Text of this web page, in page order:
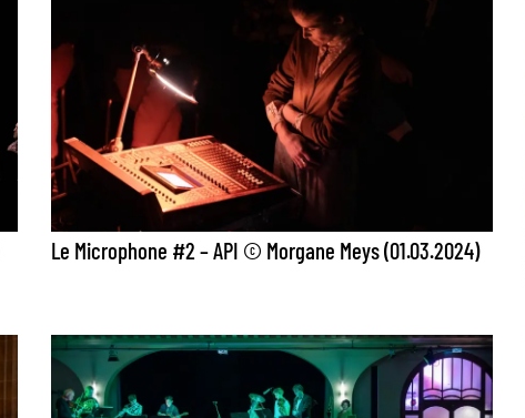
Le Microphone #2 – API © Morgane Meys (01.03.2024)